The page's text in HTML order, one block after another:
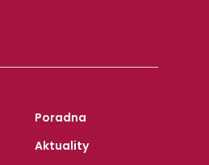
Poradna
Aktuality